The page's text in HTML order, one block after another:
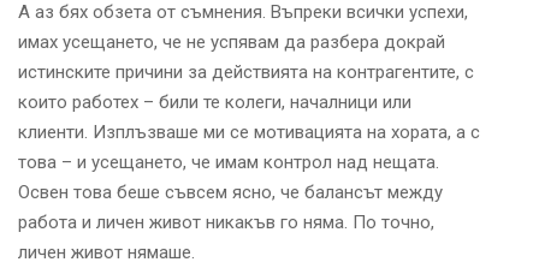
А аз бях обзета от съмнения. Въпреки всички успехи,
имах усещането, че не успявам да разбера докрай
истинските причини за действията на контрагентите, с
които работех – били те колеги, началници или
клиенти. Изплъзваше ми се мотивацията на хората, а с
това – и усещането, че имам контрол над нещата.
Освен това беше съвсем ясно, че балансът между
работа и личен живот никакъв го няма. По точно,
личен живот нямаше.